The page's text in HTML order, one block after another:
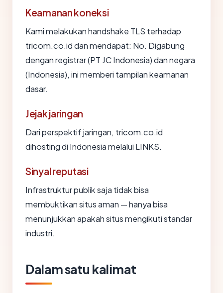
Keamanan koneksi
Kami melakukan handshake TLS terhadap
tricom.co.id dan mendapat: No. Digabung
dengan registrar (PT JC Indonesia) dan negara
(Indonesia), ini memberi tampilan keamanan
dasar.
Jejak jaringan
Dari perspektif jaringan, tricom.co.id
dihosting di Indonesia melalui LINKS.
Sinyal reputasi
Infrastruktur publik saja tidak bisa
membuktikan situs aman — hanya bisa
menunjukkan apakah situs mengikuti standar
industri.
Dalam satu kalimat